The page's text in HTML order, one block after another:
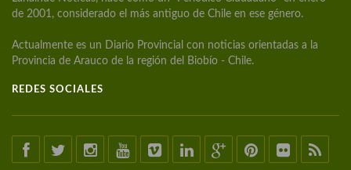
de 2001, considerado el más antiguo de Chile en ese género.
Actualmente es un Diario Provincial con noticias orientadas a la
Provincia de Arauco de la región del Biobío - Chile.
REDES SOCIALES